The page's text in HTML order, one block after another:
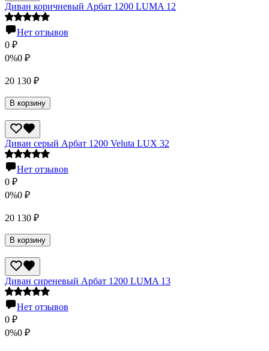
Диван коричневый Арбат 1200 LUMA 12
Нет отзывов
0 ₽
0%0 ₽
20 130 ₽
В корзину
Диван серый Арбат 1200 Veluta LUX 32
Нет отзывов
0 ₽
0%0 ₽
20 130 ₽
В корзину
Диван сиреневый Арбат 1200 LUMA 13
Нет отзывов
0 ₽
0%0 ₽